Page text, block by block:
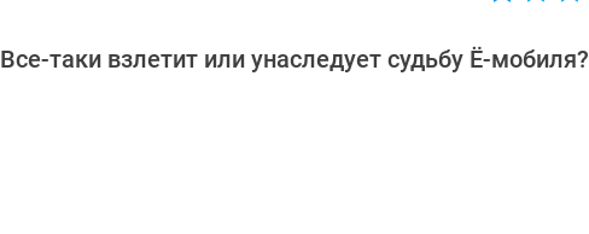
Все-таки взлетит или унаследует судьбу Ё-мобиля?